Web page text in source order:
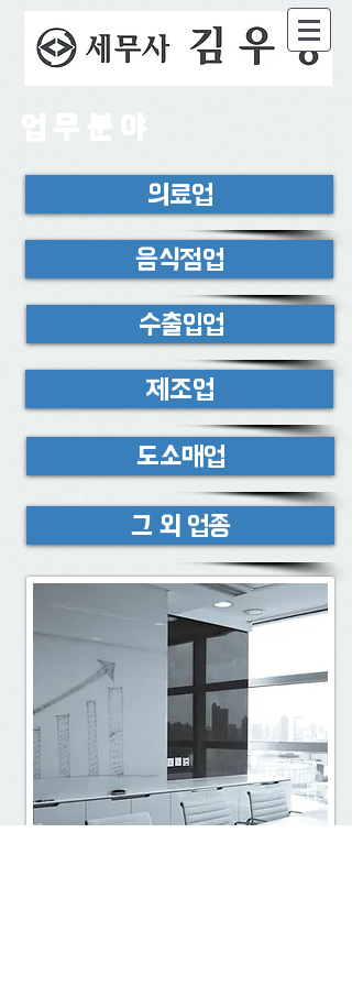
업 무 분 야
의료업
음식점업
수출입업
제조업
도소매업
그 외 업종